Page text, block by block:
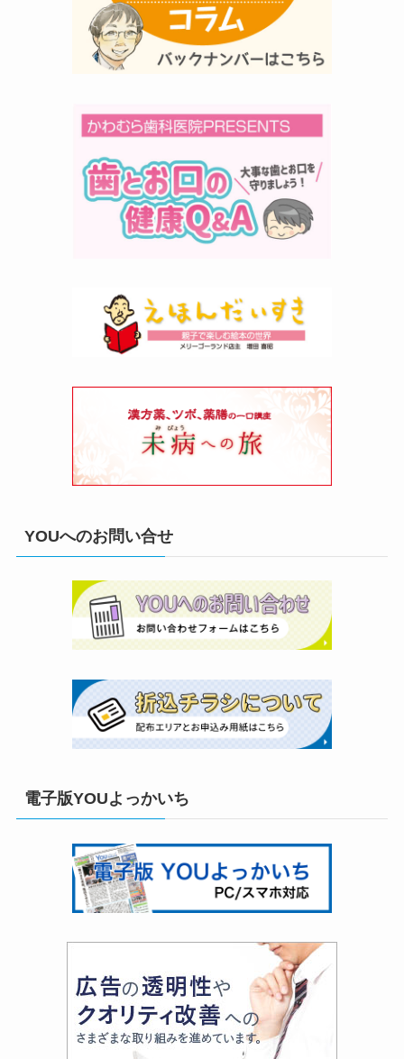
YOUへのお問い合せ
電子版YOUよっかいち